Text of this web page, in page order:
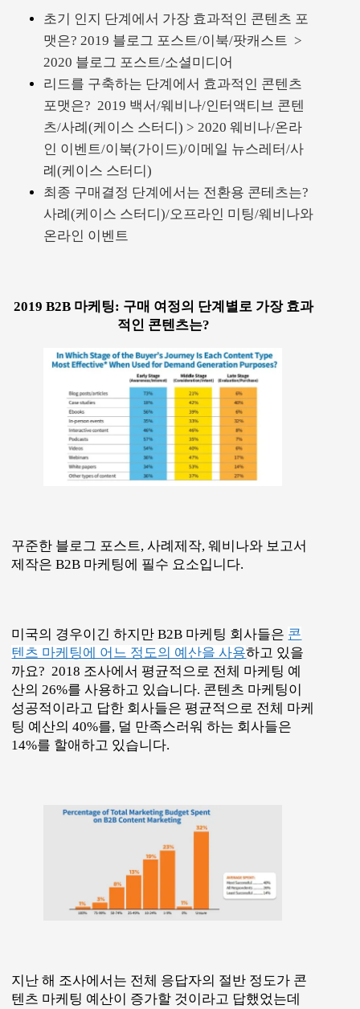
초기 인지 단계에서 가장 효과적인 콘텐츠 포
맷은? 2019 블로그 포스트/이북/팟캐스트 >
2020 블로그 포스트/소셜미디어
리드를 구축하는 단계에서 효과적인 콘텐츠
포맷은? 2019 백서/웨비나/인터액티브 콘텐
츠/사례(케이스 스터디) > 2020 웨비나/온라
인 이벤트/이북(가이드)/이메일 뉴스레터/사
례(케이스 스터디)
최종 구매결정 단계에서는 전환용 콘테츠는?
사례(케이스 스터디)/오프라인 미팅/웨비나와
온라인 이벤트
2019 B2B 마케팅: 구매 여정의 단계별로 가장 효과
적인 콘텐츠는?
꾸준한 블로그 포스트, 사례제작, 웨비나와 보고서
제작은 B2B 마케팅에 필수 요소입니다.
미국의 경우이긴 하지만 B2B 마케팅 회사들은 콘
텐츠 마케팅에 어느 정도의 예산을 사용하고 있을
까요? 2018 조사에서 평균적으로 전체 마케팅 예
산의 26%를 사용하고 있습니다. 콘텐츠 마케팅이
성공적이라고 답한 회사들은 평균적으로 전체 마케
팅 예산의 40%를, 덜 만족스러워 하는 회사들은
14%를 할애하고 있습니다.
지난 해 조사에서는 전체 응답자의 절반 정도가 콘
텐츠 마케팅 예산이 증가할 것이라고 답했었는데